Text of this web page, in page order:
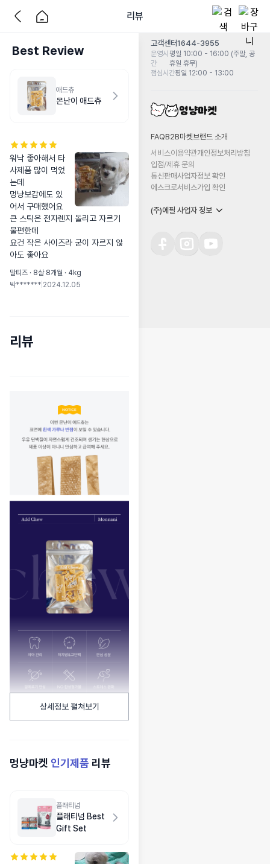
리뷰
Best Review
애드츄
몬난이 애드츄
워낙 좋아해서 타
사제품 많이 먹었
는데
멍냥보감에도 있
어서 구매했어요
큰 스틱은 전자렌지 돌리고 자르기
불편한데
요건 작은 사이즈라 굳이 자르지 않
아도 좋아요
말티즈 · 8살 8개월 · 4kg
박******* 2024.12.05
리뷰
상세정보 펼쳐보기
멍냥마켓 인기제품 리뷰
플래티넘
플래티넘 Best
Gift Set
고객센터1644-3955
운영시
간
평일 10:00 - 16:00 (주말, 공
휴일 휴무)
점심시간평일 12:00 - 13:00
FAQB2B마켓 브랜드 소개
서비스이용약관개인정보처리방침
입점/제휴 문의
통신판매사업자정보 확인
에스크로서비스가입 확인
(주)에필 사업자 정보